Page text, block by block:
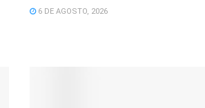
6 DE AGOSTO, 2026